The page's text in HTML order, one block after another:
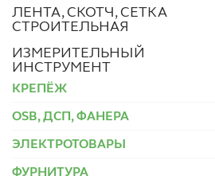
ЛЕНТА, СКОТЧ, СЕТКА
СТРОИТЕЛЬНАЯ
ИЗМЕРИТЕЛЬНЫЙ
ИНСТРУМЕНТ
КРЕПЁЖ
OSB, ДСП, ФАНЕРА
ЭЛЕКТРОТОВАРЫ
ФУРНИТУРА